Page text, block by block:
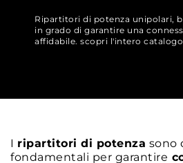
Ripartitori di potenza unipolari,
in grado di garantire una
affidabile. scopri l'intero catalogo
I ripartitori di potenza sono
fondamentali per garantire